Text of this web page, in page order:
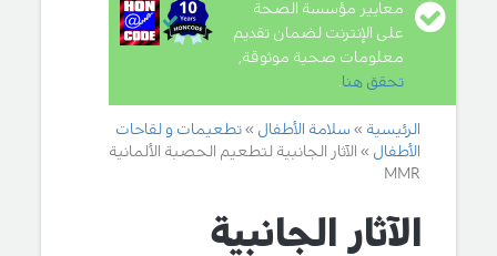
معايير مؤسسة الصحة
على الإنترنت لضمان تقديم
معلومات صحية موثوقة,
تحقق هنا.
الرئيسية سلامة الأطفال
تطعيمات و لقاحات
الأطفال
الآثار الجانبية لتطعيم الحصبة الألمانية
MMR
الآثار الجانبية